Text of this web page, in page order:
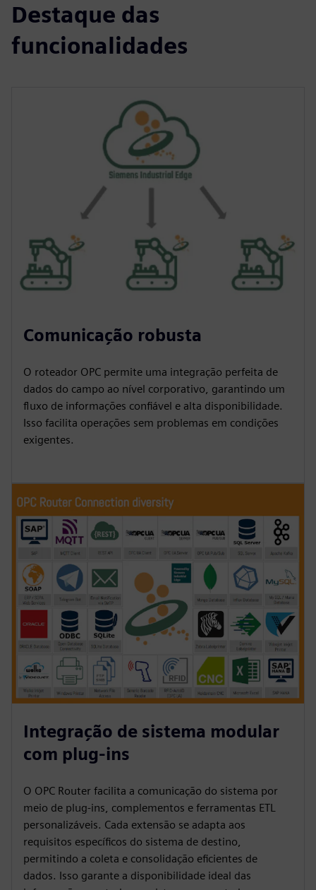
Destaque das
funcionalidades
Comunicação robusta
O roteador OPC permite uma integração perfeita de
dados do campo ao nível corporativo, garantindo um
fluxo de informações confiável e alta disponibilidade.
Isso facilita operações sem problemas em condições
exigentes.
Integração de sistema modular
com plug-ins
O OPC Router facilita a comunicação do sistema por
meio de plug-ins, complementos e ferramentas ETL
personalizáveis. Cada extensão se adapta aos
requisitos específicos do sistema de destino,
permitindo a coleta e consolidação eficientes de
dados. Isso garante a disponibilidade ideal das